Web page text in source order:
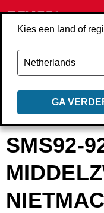
Kies een land of
GA
Producten
SMS92-